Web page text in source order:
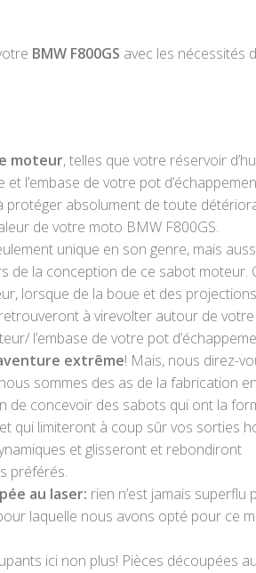
BMW F800GS avec les nécessités
moteur, telles que votre réservoir
l’embase de votre pot
protéger absolument de toute
de votre moto BMW F800GS.
unique en son genre, mais
de la conception de ce sabot moteur.
lorsque de la boue et des
à virevolter autour de votre
l’embase de votre pot
extrême! Mais, nous direz-
sommes des as de la fabrication en
de concevoir des sabots qui ont la
qui limiteront à coup sûr vos sorties
et glisseront et rebondiront
préférés.
au laser: rien n’est jamais superflu
laquelle nous avons opté pour ce
ici non plus! Pièces découpées